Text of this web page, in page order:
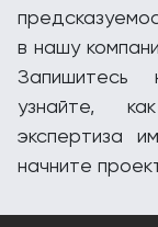
в нашу
Запишитесь
узнайте,
экспертиза
начните